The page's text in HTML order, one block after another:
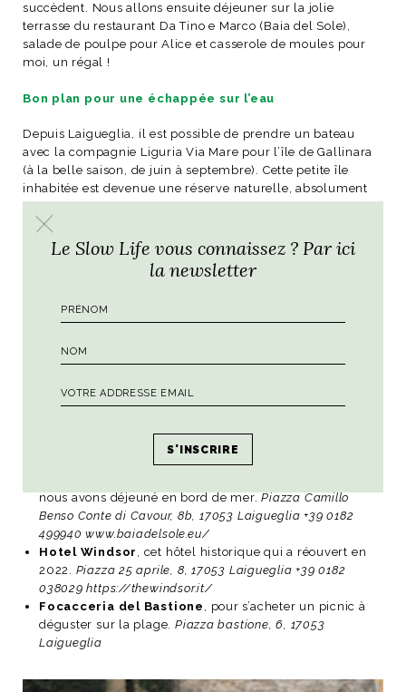
succèdent. Nous allons ensuite déjeuner sur la jolie
terrasse du restaurant Da Tino e Marco (Baia del Sole),
salade de poulpe pour Alice et casserole de moules pour
moi, un régal !
Bon plan pour une échappée sur l’eau
Depuis Laigueglia, il est possible de prendre un bateau
avec la compagnie Liguria Via Mare pour l’île de Gallinara
(à la belle saison, de juin à septembre). Cette petite île
inhabitée est devenue une réserve naturelle, absolument
faire en famille !
Trattoria La Grotta
Finale ligure
serveuse à Noli !Località Manie bosco 7, 17024 Finale
ligure +39 019698197www.osteriadelbosco.it/
pris notre petit-déjeunerPiazza Giuseppe Ronco, 1, 17026
nous avons déjeuné en bord de mer.Piazza Camillo
Benso Conte di Cavour, 8b, 17053 Laigueglia +39 0182
499940 www.baiadelsole.eu/
Hotel Windsor , cet hôtel historique qui a réouvert en
2022. Piazza 25 aprile, 8, 17053 Laigueglia +39 0182
038029https://thewindsor.it/
Focacceria del Bastione , pour s’acheter un picnic à
déguster sur la plage. Piazza bastione, 6, 17053
Laigueglia
Le Slow Life vous connaissez ? Par ici
la newsletter